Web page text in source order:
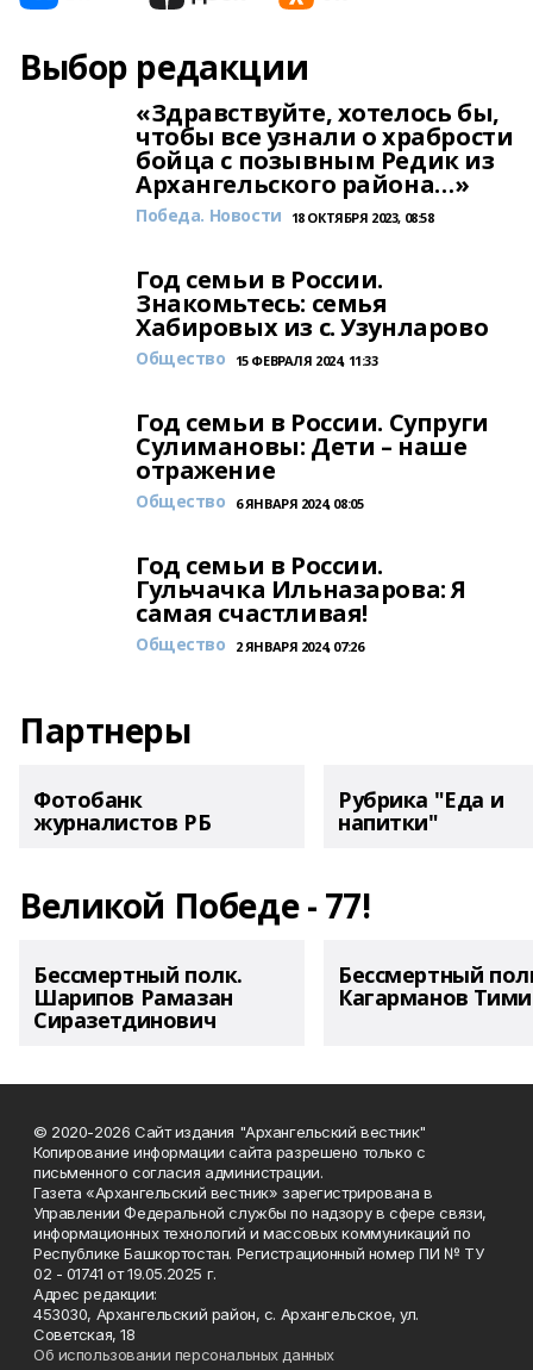
Выбор редакции
«Здравствуйте, хотелось бы,
чтобы все узнали о храбрости
бойца с позывным Редик из
Архангельского района…»
Победа. Новости 18 ОКТЯБРЯ 2023, 08:58
Год семьи в России.
Знакомьтесь: семья
Хабировых из с. Узунларово
Общество 15 ФЕВРАЛЯ 2024, 11:33
Год семьи в России. Супруги
Сулимановы: Дети – наше
отражение
Общество 6 ЯНВАРЯ 2024, 08:05
Год семьи в России.
Гульчачка Ильназарова: Я
самая счастливая!
Общество 2 ЯНВАРЯ 2024, 07:26
Партнеры
Фотобанк
журналистов РБ
Рубрика "Еда и
напитки"
Великой Победе - 77!
Бессмертный полк.
Шарипов Рамазан
Сиразетдинович
Бессмертный
Кагарманов
© 2020-2026 Сайт издания "Архангельский вестник"
Копирование информации сайта разрешено только с
письменного согласия администрации.
Газета «Архангельский вестник» зарегистрирована в
Управлении Федеральной службы по надзору в сфере связи,
информационных технологий и массовых коммуникаций по
Республике Башкортостан. Регистрационный номер ПИ № ТУ
02 - 01741 от 19.05.2025 г.
Адрес редакции:
453030, Архангельский район, с. Архангельское, ул.
Советская, 18
Об использовании персональных данных